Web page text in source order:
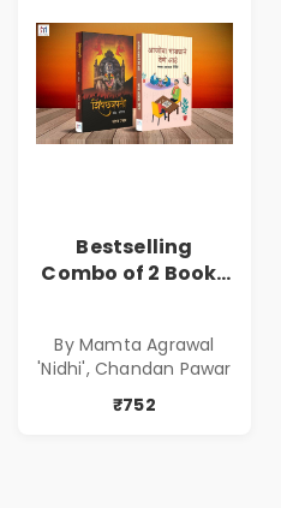
Bestselling
Combo of 2 Books
( सर्वोत्कृष्ट कादंबरी
आणि प्रभावशाली
कथांचा संच )
By Mamta Agrawal
'Nidhi', Chandan Pawar
₹752